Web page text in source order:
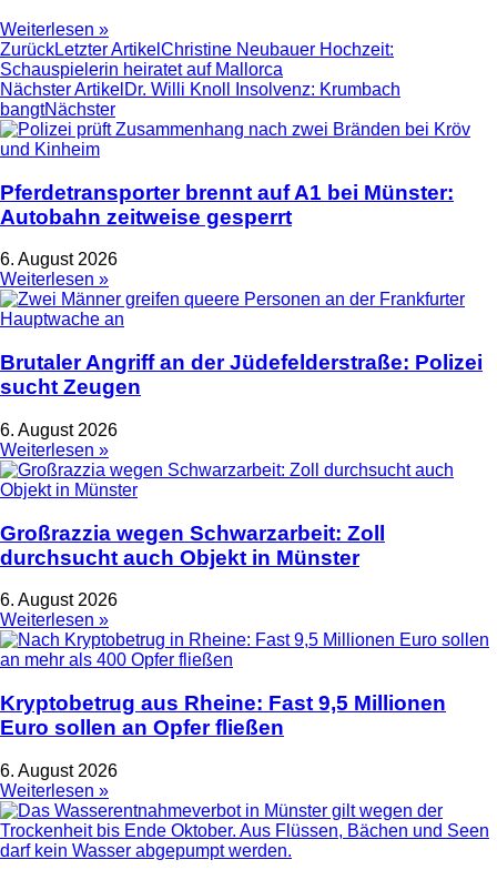
Weiterlesen »
ZurückLetzter Artikel Christine Neubauer Hochzeit:
Schauspielerin heiratet auf Mallorca
Nächster Artikel Dr. Willi Knoll Insolvenz: Krumbach
bangtNächster
Pferdetransporter brennt auf A1 bei Münster:
Autobahn zeitweise gesperrt
6. August 2026
Weiterlesen »
Brutaler Angriff an der Jüdefelderstraße: Polizei
sucht Zeugen
6. August 2026
Weiterlesen »
Großrazzia wegen Schwarzarbeit: Zoll
durchsucht auch Objekt in Münster
6. August 2026
Weiterlesen »
Kryptobetrug aus Rheine: Fast 9,5 Millionen
Euro sollen an Opfer fließen
6. August 2026
Weiterlesen »